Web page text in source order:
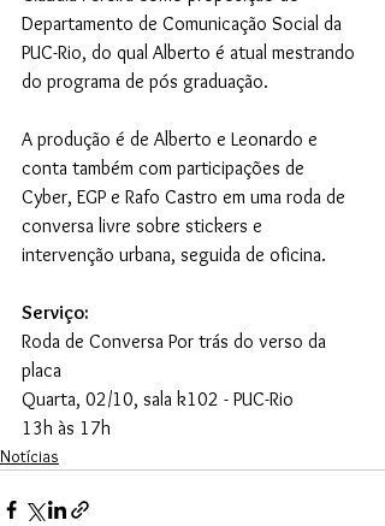
Departamento de Comunicação Social da
PUC-Rio, do qual Alberto é atual mestrando
do programa de pós graduação.
A produção é de Alberto e Leonardo e
conta também com participações de
Cyber, EGP e Rafo Castro em uma roda de
conversa livre sobre stickers e
intervenção urbana, seguida de oficina.
Serviço:
Roda de Conversa Por trás do verso da
placa
Quarta, 02/10, sala k102 - PUC-Rio
13h às 17h
Notícias